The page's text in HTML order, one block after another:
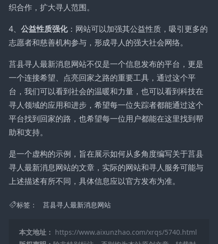
织合作，扩大寻人范围。
4、 公益性质强化：网站可以加强其公益性质，吸引更多的
志愿者和慈善机构参与，形成寻人的强大社会网络。
莒县寻人最新消息网站不仅是一个信息发布的平台，更是
一个连接希望、点亮回家之路的重要工具，通过这个平
台，我们可以看到社会的温暖和力量，也可以看到科技在
寻人领域的应用和进步，希望每一位失踪者都能通过这个
平台找到回家的路，也希望每一位用户都能在这里找到帮
助和支持。
是一个虚构的示例，旨在展示如何从多角度编写关于莒县
寻人最新消息网站的文章，实际的网站和寻人服务可能与
上述描述有所不同，具体信息应以官方发布为准。
标签： 莒县寻人最新消息网站
本文地址： https://www.aixunzhao.com/xrqs/5740.html